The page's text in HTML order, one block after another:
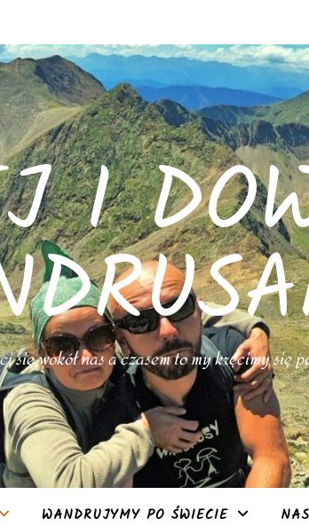
I
się wokół nas a czasem to my kręcimy się
WANDRUJYMY PO ŚWIECIE